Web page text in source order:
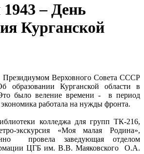
– День
Курганской
Президиумом Верховного Совета СССР
образовании Курганской области в
было веление времени - в период
экономика работала на нужды фронта.
колледжа для групп ТК-216,
экскурсия «Моя малая Родина»,
провела заведующая отделом
ЦГБ им. В.В. Маяковского О.А.